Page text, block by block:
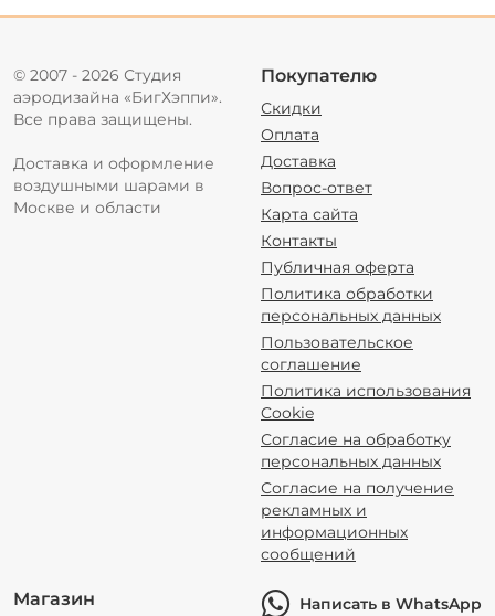
© 2007 - 2026 Студия
аэродизайна «БигХэппи».
Все права защищены.
Доставка и оформление
воздушными шарами в
Москве и области
Покупателю
Скидки
Оплата
Доставка
Вопрос-ответ
Карта сайта
Контакты
Публичная оферта
Политика обработки
персональных данных
Пользовательское
соглашение
Политика использования
Cookie
Согласие на обработку
персональных данных
Согласие на получение
рекламных и
информационных
сообщений
Магазин
Написать в WhatsApp